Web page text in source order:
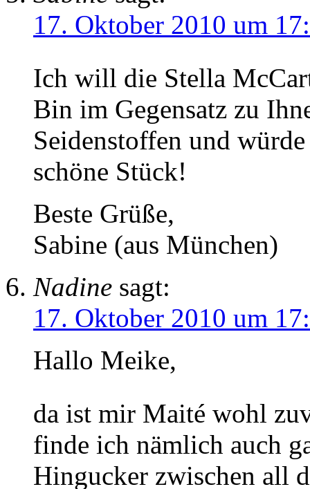
17. Oktober 2010 um
Ich will die Stella
Bin im Gegensatz zu
Seidenstoffen und
schöne Stück!
Beste Grüße,
Sabine (aus München)
Nadine sagt:
17. Oktober 2010 um
Hallo Meike,
da ist mir Maité wohl
finde ich nämlich auch
Hingucker zwischen all